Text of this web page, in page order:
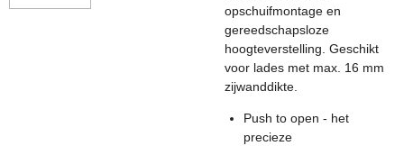
opschuifmontage en
gereedschapsloze
hoogteverstelling. Geschikt
voor lades met max. 16 mm
zijwanddikte.
Push to open - het
precieze